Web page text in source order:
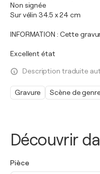
Découvrir
Pièce
Non signée
Sur vélin 34.5 x 24 cm
INFORMATION : Cette
Excellent état
Description traduite
Gravure Scène de